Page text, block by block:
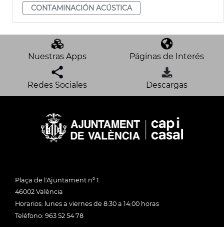
CONTAMINACIÓN ACÚSTICA
Nuestras Apps Páginas de Interés
Redes Sociales Descargas
Plaça de l'Ajuntament nº 1
46002 València
Horarios: lunes a viernes de 8:30 a 14:00 horas
Teléfono: 963 52 54 78